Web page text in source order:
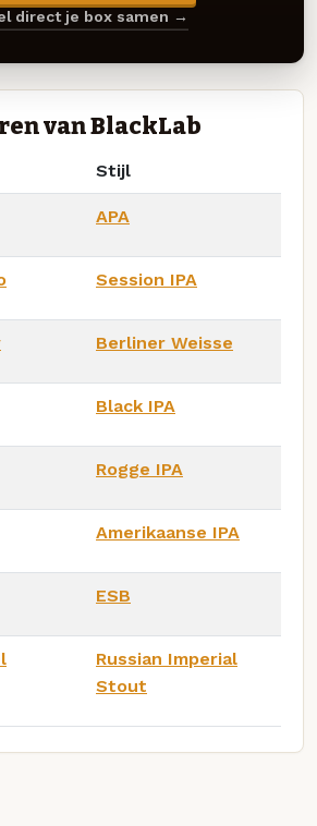
direct je box samen →
van BlackLab
Stijl
APA
Session IPA
Berliner Weisse
Black IPA
Rogge IPA
Amerikaanse IPA
ESB
Russian Imperial
Stout